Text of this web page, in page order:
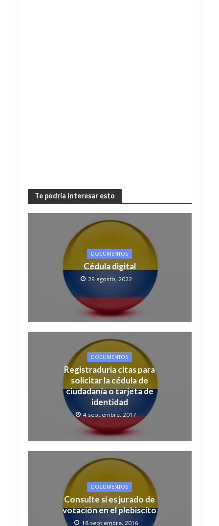
Te podría interesar esto
DOCUMENTOS
Cédula digital
29 agosto, 2022
DOCUMENTOS
Registraduria citas para
solicitar la cédula de
ciudadanía o tarjeta de
identidad
4 septiembre, 2017
DOCUMENTOS
Consulte si es jurado de
votación en el plebiscito
18 septiembre, 2016